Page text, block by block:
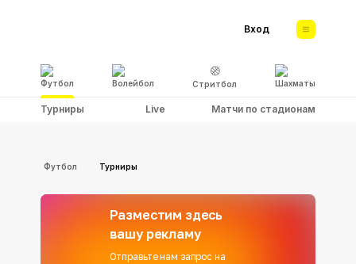
Футбол Волейбол Стритбол Шахматы
Вход
Турниры Live Матчи по стадионам
Футбол Турниры
Разместим здесь
вашу рекламу
Отправьте нам запрос на